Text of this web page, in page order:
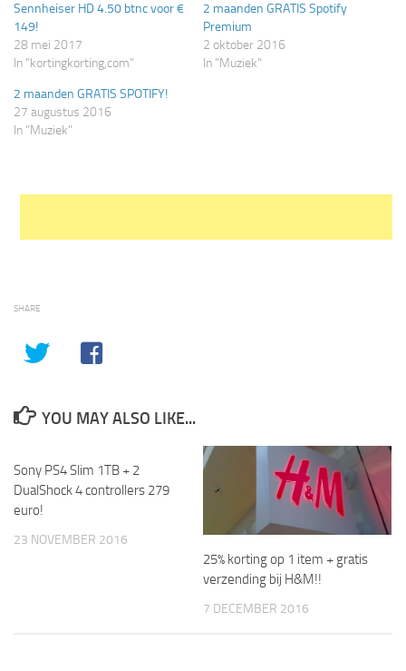
nieuw nieuw
Sennheiser HD 4.50 btnc voor €
149!
28 mei 2017
In "kortingkorting,com"
2 maanden GRATIS Spotify
Premium
2 oktober 2016
In "Muziek"
2 maanden GRATIS SPOTIFY!
27 augustus 2016
In "Muziek"
SHARE
YOU MAY ALSO LIKE...
Sony PS4 Slim 1TB + 2
DualShock 4 controllers 279
euro!
23 NOVEMBER 2016
25% korting op 1 item + gratis
verzending bij H&M!!
7 DECEMBER 2016